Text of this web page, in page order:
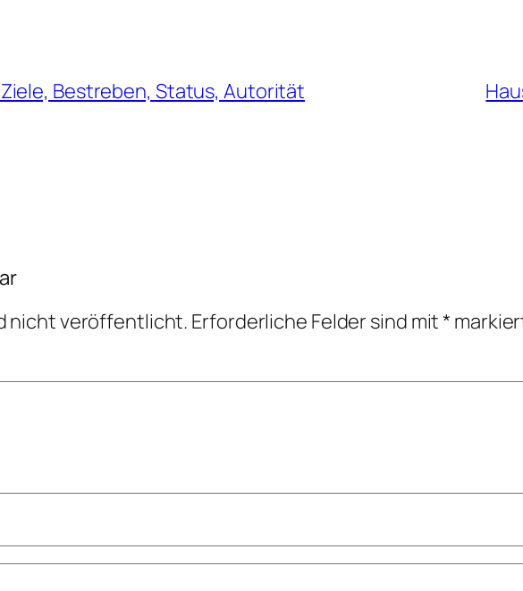
Ziele, Bestreben, Status, Autorität
nicht veröffentlicht. Erforderliche Felder sind mit*